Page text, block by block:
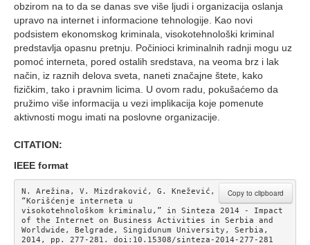
obzirom na to da se danas sve više ljudi i organizacija oslanja
upravo na internet i informacione tehnologije. Kao novi
podsistem ekonomskog kriminala, visokotehnološki kriminal
predstavlja opasnu pretnju. Počinioci kriminalnih radnji mogu uz
pomoć interneta, pored ostalih sredstava, na veoma brz i lak
način, iz raznih delova sveta, naneti značajne štete, kako
fizičkim, tako i pravnim licima. U ovom radu, pokušaćemo da
pružimo više informacija u vezi implikacija koje pomenute
aktivnosti mogu imati na poslovne organizacije.
CITATION:
IEEE format
Copy to clipboard
N. Arežina, V. Mizdraković, G. Knežević,
“Korišćenje interneta u
visokotehnološkom kriminalu,” in Sinteza 2014 - Impact
of the Internet on Business Activities in Serbia and
Worldwide, Belgrade, Singidunum University, Serbia,
2014, pp. 277-281. doi:10.15308/sinteza-2014-277-281